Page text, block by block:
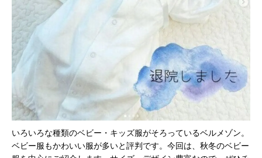
いろいろな種類のベビー・キッズ服がそろっているベルメゾン。
ベビー服もかわいい服が多いと評判です。今回は、秋冬のベビー